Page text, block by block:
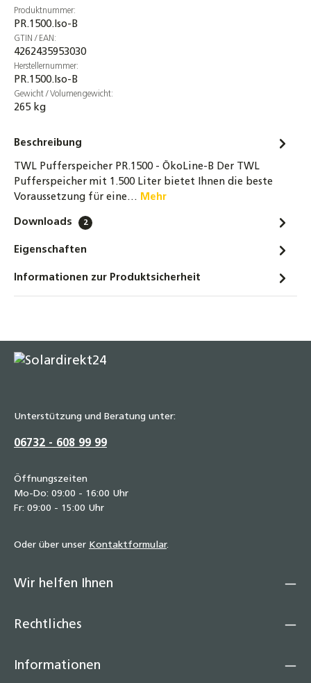
Produktnummer:
PR.1500.Iso-B
GTIN / EAN:
4262435953030
Herstellernummer:
PR.1500.Iso-B
Gewicht / Volumengewicht:
265 kg
Beschreibung
TWL Pufferspeicher PR.1500 - ÖkoLine-B Der TWL
Pufferspeicher mit 1.500 Liter bietet Ihnen die beste
Voraussetzung für eine… Mehr
Downloads 2
Eigenschaften
Informationen zur Produktsicherheit
Unterstützung und Beratung unter:
06732 - 608 99 99
Öffnungszeiten
Mo-Do: 09:00 - 16:00 Uhr
Fr: 09:00 - 15:00 Uhr
Oder über unser Kontaktformular.
Wir helfen Ihnen
Rechtliches
Informationen